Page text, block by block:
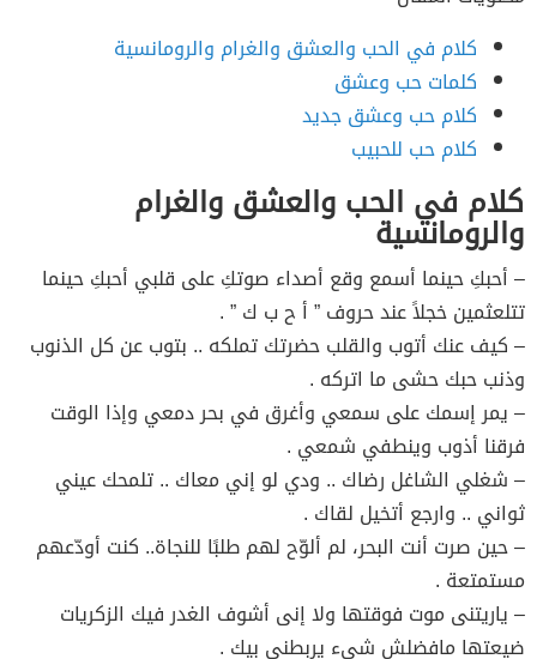
كلام في الحب والعشق والغرام والرومانسية
كلمات حب وعشق
كلام حب وعشق جديد
كلام حب للحبيب
كلام في الحب والعشق والغرام
والرومانسية
– أحبكِ حينما أسمع وقع أصداء صوتكِ على قلبي أحبكِ حينما
تتلعثمين خجلاً عند حروف ” أ ح ب ك ” .
– كيف عنك أتوب والقلب حضرتك تملكه .. بتوب عن كل الذنوب
وذنب حبك حشى ما اتركه .
– يمر إسمك على سمعي وأغرق في بحر دمعي وإذا الوقت
فرقنا أذوب وينطفي شمعي .
– شغلي الشاغل رضاك .. ودي لو إني معاك .. تلمحك عيني
ثواني .. وارجع أتخيل لقاك .
– حين صرت أنت البحر، لم ألوّح لهم طلبًا للنجاة.. كنت أودّعهم
مستمتعة .
– ياريتنى موت فوقتها ولا إنى أشوف الغدر فيك الزكريات
ضيعتها مافضلش شىء يربطنى بيك .